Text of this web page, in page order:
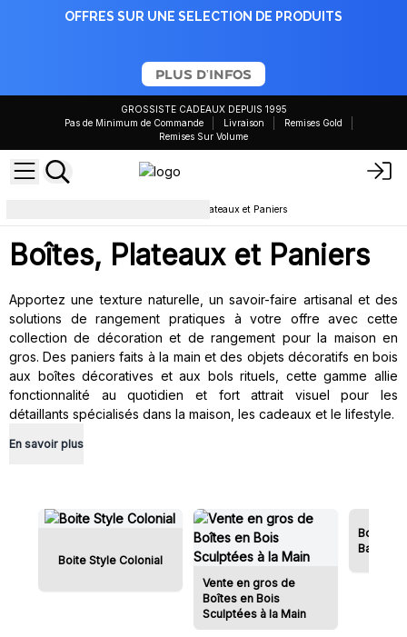
OFFRES SUR UNE SELECTION DE PRODUITS
PLUS D'INFOS
GROSSISTE CADEAUX DEPUIS 1995
Pas de Minimum de Commande
Livraison
Remises Gold
Remises Sur Volume
Boîtes, Plateaux et Paniers
Boîtes, Plateaux et Paniers
Apportez une texture naturelle, un savoir-faire artisanal et des
solutions de rangement pratiques à votre offre avec cette
collection de décoration et de rangement pour la maison en
gros. Des paniers faits à la main et des objets décoratifs en bois
aux boîtes décoratives et aux bols rituels, cette gamme allie
fonctionnalité au quotidien et fort attrait visuel pour les
détaillants spécialisés dans la maison, les cadeaux et le lifestyle.
En savoir plus
Boite Style Colonial
Vente en gros de
Boîtes en Bois
Sculptées à la Main
Boîtes
Bali